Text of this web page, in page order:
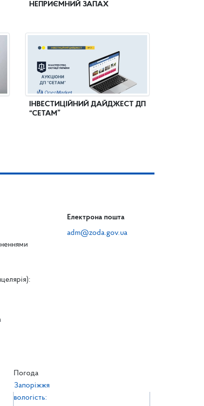
НЕПРИЄМНИЙ ЗАПАХ
ІНВЕСТИЦІЙНИЙ ДАЙДЖЕСТ ДП
“СЕТАМ”
Електрона пошта
adm@zoda.gov.ua
Погода
Запоріжжя
вологість: